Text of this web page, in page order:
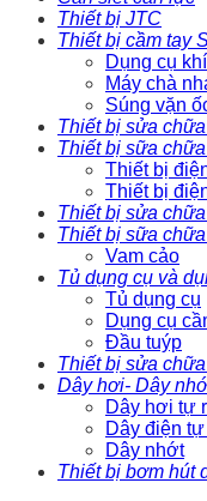
Thiết bị JTC
Thiết bị cầm tay
Dụng cụ
Máy chà
Súng vặn
Thiết bị sửa
Thiết bị sữa
Thiết bị
Thiết bị
Thiết bị sửa
Thiết bị sữa
Vam cảo
Tủ dụng cụ và
Tủ dụng cụ
Dụng cụ
Đầu tuýp
Thiết bị sửa
Dây hơi- Dây
Dây hơi tự
Dây điện
Dây nhớt
Thiết bị bơm hút